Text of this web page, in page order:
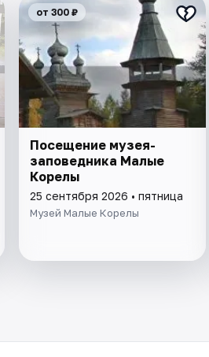
от 300 ₽
Посещение музея-
заповедника Малые
Корелы
25 сентября 2026 • пятница
Музей Малые Корелы